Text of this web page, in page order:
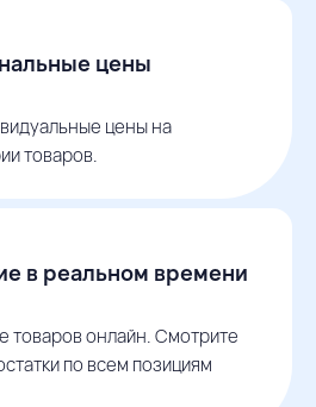
цены
цены на
товаров.
в реальном времени
товаров онлайн. Смотрите
по всем позициям